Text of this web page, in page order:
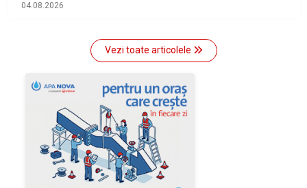
04.08.2026
Vezi toate articolele